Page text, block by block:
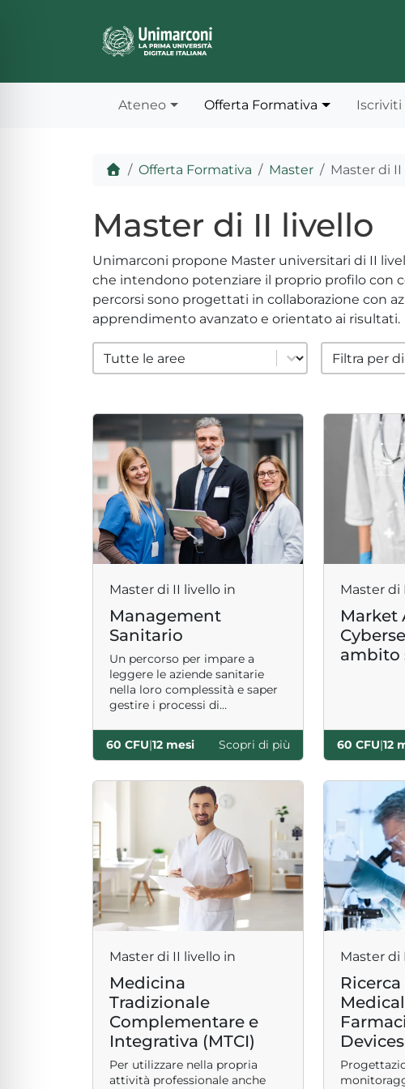
Ateneo Offerta Formativa Iscriviti
Home
Offerta Formativa Master Master di
Master di II livello
Unimarconi propone Master universitari di II
che intendono potenziare il proprio profilo con
percorsi sono progettati in collaborazione con
apprendimento avanzato e orientato ai risultati.
filter area
Select content filter cat
Select
Master di II livello in
Management
Sanitario
Un percorso per impare a
leggere le aziende sanitarie
nella loro complessità e saper
gestire i processi di
60 CFU|12 mesi Scopri di più
Master di
Market
ambito
60 CFU|12
Master di II livello in
Medicina
Tradizionale
Complementare e
Integrativa (MTCI)
Per utilizzare nella propria
attività professionale anche
Master di
Devices
per disabilità visive
sicuro per crisi
adatta per ADHD
sicura per epilessia